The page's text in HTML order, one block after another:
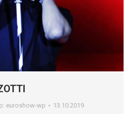
euroshow-wp 13.10.2019